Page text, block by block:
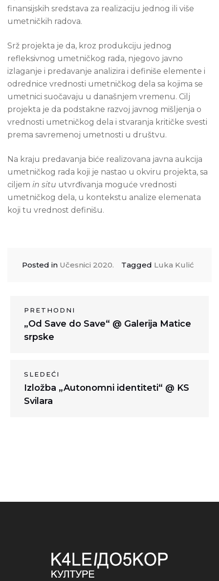
finansijskih sredstava za realizaciju jednog ili više
umetničkih radova.
Srž projekta je da, kroz produkciju jednog
refleksivnog umetničkog rada, njegovo javno
izlaganje i predavanje analizira i definiše elemente i
odrednice vrednosti umetničkog dela sa kojima se
umetnici suočavaju u današnjem vremenu. Cilj
projekta je da podstakne razvoj javnog mišljenja o
vrednosti umetničkog dela i stvaranja kritičke svesti
prema savremenoj umetnosti u društvu.
Na kraju predavanja biće realizovana javna aukcija
umetničkog rada koji je nastao u okviru projekta, sa
ciljem in situ utvrđivanja moguće vrednosti
umetničkog dela, u kontekstu analize elemenata
koji tu vrednost definišu.
Posted in Učesnici 2020. Tagged Luka Kulić
Kretanje
članka
PRETHODNI
Previous
post:
„Od Save do Save“ @ Galerija Matice
srpske
SLEDEĆI
Next
post:
Izložba „Autonomni identiteti“ @ KS
Svilara